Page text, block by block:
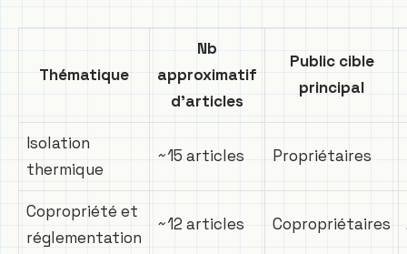
Thématique
Nb
approximatif
d’articles
Public cible
principal
Isolation
thermique
~15 articles Propriétaires
Copropriété et
réglementation
~12 articles Copropriétaires